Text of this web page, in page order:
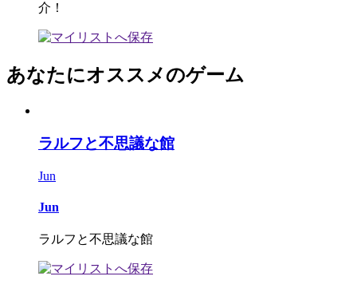
介！
あなたにオススメのゲーム
ラルフと不思議な館
Jun
Jun
ラルフと不思議な館